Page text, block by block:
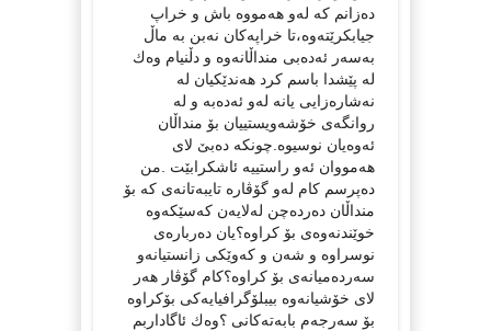
ده‌زانم كه‌ له‌و هه‌مووه‌ باش و خراپ
جیابكرێته‌وه‌،تا خراپه‌كان نه‌بن به‌ ماڵ
به‌سه‌ر ئه‌ده‌بی منداڵانه‌وه‌ و دڵنیام وه‌ك
له‌ پێشدا باسم كرد هه‌ندێكیان له‌
نه‌شاره‌زایی یانه‌ له‌و ئه‌ده‌به‌ و له‌
روانگه‌ی خۆشه‌ویستییان بۆ منداڵان
ئه‌وه‌یان نوسیوه‌.چونكه‌ ده‌بێ لای
هه‌مووان ئه‌و راستییه‌ ئاشكرابێت .من
ده‌پرسم كام له‌و گۆڤاره‌ تایبه‌تانه‌ی كه‌ بۆ
منداڵان ده‌رده‌چن له‌لایه‌ن كه‌سێكه‌وه‌
خوێندنه‌وه‌ی بۆ كراوه‌؟یان ده‌رباره‌ی
نوسراوه‌ و شه‌ن و كه‌وێكی زانستیانه‌و
سه‌رده‌میانه‌ی بۆ كراوه‌؟كام گۆڤار هه‌ر
لای خۆشیانه‌وه‌ بیبلۆگرافیایه‌كی بۆكراوه‌
بۆ سه‌رجه‌م بابه‌ته‌كانی ؟وه‌ك ئاگاداربم